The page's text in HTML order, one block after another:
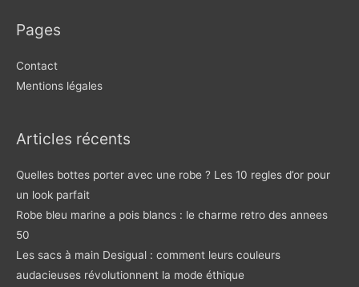
Pages
Contact
Mentions légales
Articles récents
Quelles bottes porter avec une robe ? Les 10 regles d’or pour
un look parfait
Robe bleu marine a pois blancs : le charme retro des annees
50
Les sacs à main Desigual : comment leurs couleurs
audacieuses révolutionnent la mode éthique